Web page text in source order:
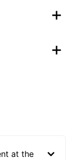
at the